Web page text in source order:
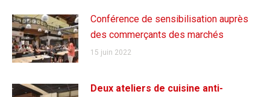
Conférence de sensibilisation auprès
des commerçants des marchés
15 juin 2022
Deux ateliers de cuisine anti-